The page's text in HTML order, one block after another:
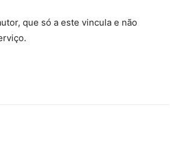
que só a este vincula e não